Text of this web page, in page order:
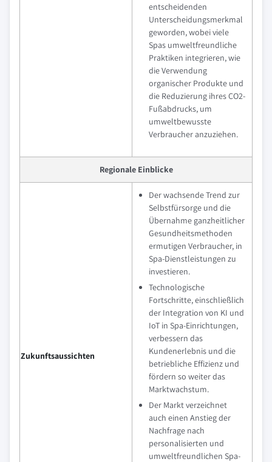
entscheidenden
Unterscheidungsmerkmal
geworden, wobei viele
Spas umweltfreundliche
Praktiken integrieren, wie
die Verwendung
organischer Produkte und
die Reduzierung ihres CO2-
Fußabdrucks, um
umweltbewusste
Verbraucher anzuziehen.
Regionale Einblicke
Zukunftsaussichten
Der wachsende Trend zur
Selbstfürsorge und die
Übernahme ganzheitlicher
Gesundheitsmethoden
ermutigen Verbraucher, in
Spa-Dienstleistungen zu
investieren.
Technologische
Fortschritte, einschließlich
der Integration von KI und
IoT in Spa-Einrichtungen,
verbessern das
Kundenerlebnis und die
betriebliche Effizienz und
fördern so weiter das
Marktwachstum.
Der Markt verzeichnet
auch einen Anstieg der
Nachfrage nach
personalisierten und
umweltfreundlichen Spa-